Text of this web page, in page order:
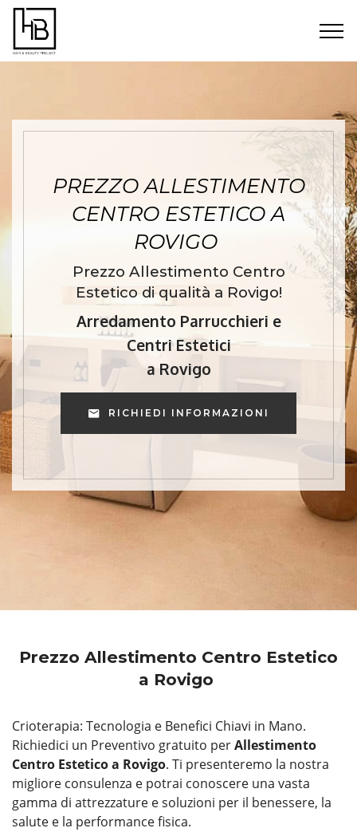
PREZZO ALLESTIMENTO
CENTRO ESTETICO A
ROVIGO
Prezzo Allestimento Centro
Estetico di qualità a Rovigo!
Arredamento Parrucchieri e
Centri Estetici
a Rovigo
RICHIEDI INFORMAZIONI
Prezzo Allestimento Centro Estetico
a Rovigo
Crioterapia: Tecnologia e Benefici Chiavi in Mano.
Richiedici un Preventivo gratuito perAllestimento
Centro Estetico a Rovigo. Ti presenteremo la nostra
migliore consulenza e potrai conoscere una vasta
gamma di attrezzature e soluzioni per il benessere, la
salute e la performance fisica.